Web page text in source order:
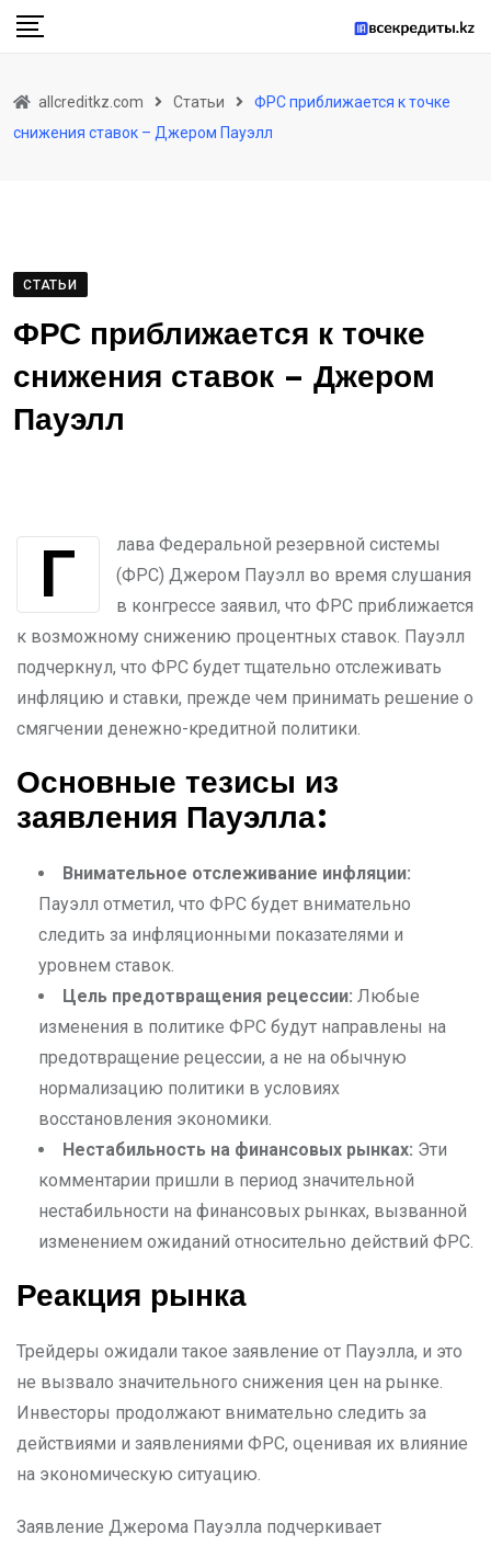
Skip
allcreditkz.com Статьи
ФРС приближается к точке
снижения ставок – Джером Пауэлл
СТАТЬИ
ФРС приближается к точке
снижения ставок – Джером
Пауэлл
Глава Федеральной резервной системы
(ФРС) Джером Пауэлл во время слушания
в конгрессе заявил, что ФРС приближается
к возможному снижению процентных ставок. Пауэлл
подчеркнул, что ФРС будет тщательно отслеживать
инфляцию и ставки, прежде чем принимать решение о
смягчении денежно-кредитной политики.
Основные тезисы из
заявления Пауэлла:
Внимательное отслеживание инфляции:
Пауэлл отметил, что ФРС будет внимательно
следить за инфляционными показателями и
уровнем ставок.
Цель предотвращения рецессии: Любые
изменения в политике ФРС будут направлены на
предотвращение рецессии, а не на обычную
нормализацию политики в условиях
восстановления экономики.
Нестабильность на финансовых рынках: Эти
комментарии пришли в период значительной
нестабильности на финансовых рынках, вызванной
изменением ожиданий относительно действий ФРС.
Реакция рынка
Трейдеры ожидали такое заявление от Пауэлла, и это
не вызвало значительного снижения цен на рынке.
Инвесторы продолжают внимательно следить за
действиями и заявлениями ФРС, оценивая их влияние
на экономическую ситуацию.
Заявление Джерома Пауэлла подчеркивает